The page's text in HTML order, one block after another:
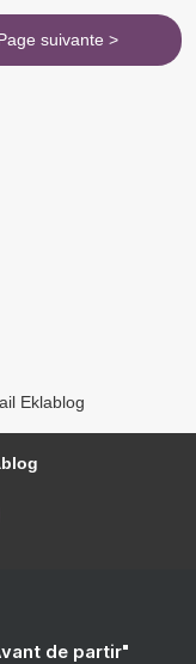
suivante >
Eklablog
de partir"